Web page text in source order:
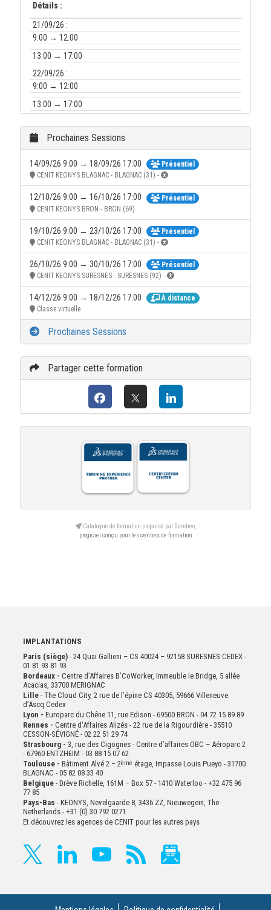
Détails :
21/09/26 :
9:00 → 12:00
13:00 → 17:00
22/09/26 :
9:00 → 12:00
13:00 → 17:00
9:00 → 12:00
13:00 → 17:00
24/09/26 :
13:00 → 17:00
25/09/26 :
9:00 → 12:00
Prochaines Sessions
14/09/26 9:00 → 18/09/26 17:00
Présentiel
CENIT KEONYS BLAGNAC - BLAGNAC (31) -
12/10/26 9:00 → 16/10/26 17:00
Présentiel
CENIT KEONYS BRON - BRON (69)
19/10/26 9:00 → 23/10/26 17:00
Présentiel
CENIT KEONYS BLAGNAC - BLAGNAC (31) -
26/10/26 9:00 → 30/10/26 17:00
Présentiel
CENIT KEONYS SURESNES - SURESNES (92) -
14/12/26 9:00 → 18/12/26 17:00
À distance
Classe virtuelle
Prochaines Sessions
Partager cette formation
Catalogue de formation propulsé par Dendreo,
progiciel conçu pour les centres de formation
IMPLANTATIONS
Paris (siège) - 24 Quai Gallieni – CS 40024 – 92158 SURESNES CEDEX -
01 81 93 81 93
Bordeaux - Centre d’Affaires B’CoWorker, Immeuble le Bridge, 5 allée
Acacias, 33700 MERIGNAC
Lille- The Cloud City, 2 rue de l’épine CS 40305, 59666 Villeneuve
d’Ascq Cedex
Lyon - Europarc du Chêne 11, rue Edison - 69500 BRON - 04 72 15 89 89
Rennes - Centre d'Affaires Alizés - 22 rue de la Rigourdière - 35510
CESSON-SÉVIGNÉ - 02 22 51 29 74
Strasbourg - 3, rue des Cigognes - Centre d’affaires OBC – Aéroparc 2
- 67960 ENTZHEIM - 03 88 15 07 62
Toulouse - Bâtiment Alvé 2 – 2ème étage, Impasse Louis Pueyo - 31700
BLAGNAC - 05 82 08 33 40
Belgique- Drève Richelle, 161M – Box 57 - 1410 Waterloo - +32 475 96
77 85
Pays-Bas - KEONYS, Nevelgaarde 8, 3436 ZZ, Nieuwegein, The
Netherlands - +31 (0) 30 792 0271
Et découvrez les agences de CENIT pour les autres pays